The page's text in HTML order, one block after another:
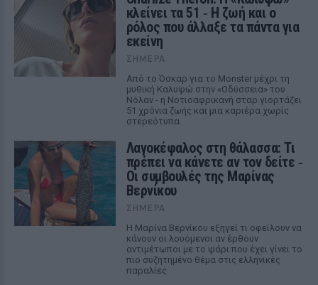
κλείνει τα 51 ‑ H ζωή και ο
ρόλος που άλλαξε τα πάντα για
εκείνη
ΣΉΜΕΡΑ
Από το Όσκαρ για το Monster μέχρι τη
μυθική Καλυψώ στην «Οδύσσεια» του
Νόλαν - η Νοτιοαφρικανή σταρ γιορτάζει
51 χρόνια ζωής και μια καριέρα χωρίς
στερεότυπα.
Λαγοκέφαλος στη θάλασσα: Τι
πρέπει να κάνετε αν τον δείτε ‑
Οι συμβουλές της Μαρίνας
Βερνίκου
ΣΉΜΕΡΑ
Η Μαρίνα Βερνίκου εξηγεί τι οφείλουν να
κάνουν οι λουόμενοι αν έρθουν
αντιμέτωποι με το ψάρι που έχει γίνει το
πιο συζητημένο θέμα στις ελληνικές
παραλίες